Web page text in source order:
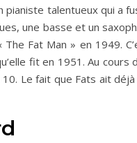
pianiste talentueux qui a
une basse et un
Fat Man » en 1949.
fit en 1951. Au
Le fait que Fats ait déjà